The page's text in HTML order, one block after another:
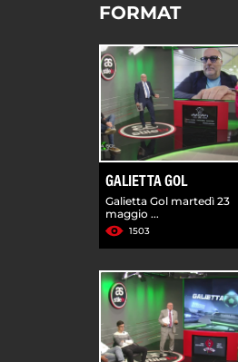
FORMAT
GALIETTA GOL
Galietta Gol martedì 23
maggio ...
1503